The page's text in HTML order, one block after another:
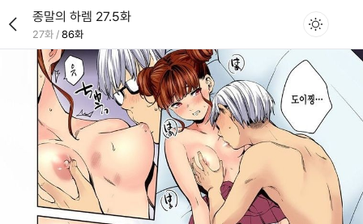
종말의 하렘 27.5화
27화 / 86화